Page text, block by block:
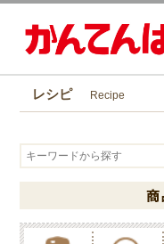
レシピ Recipe